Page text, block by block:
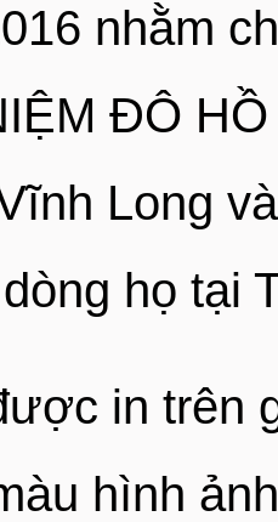
nhằm
ĐÔ
Long
họ tại
in trên
hình